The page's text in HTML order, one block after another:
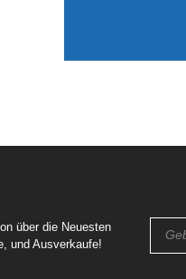
über die Neuesten
und Ausverkaufe!